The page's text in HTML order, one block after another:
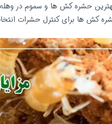
حشره کش ها و سموم در
کش ها برای کنترل حشرات